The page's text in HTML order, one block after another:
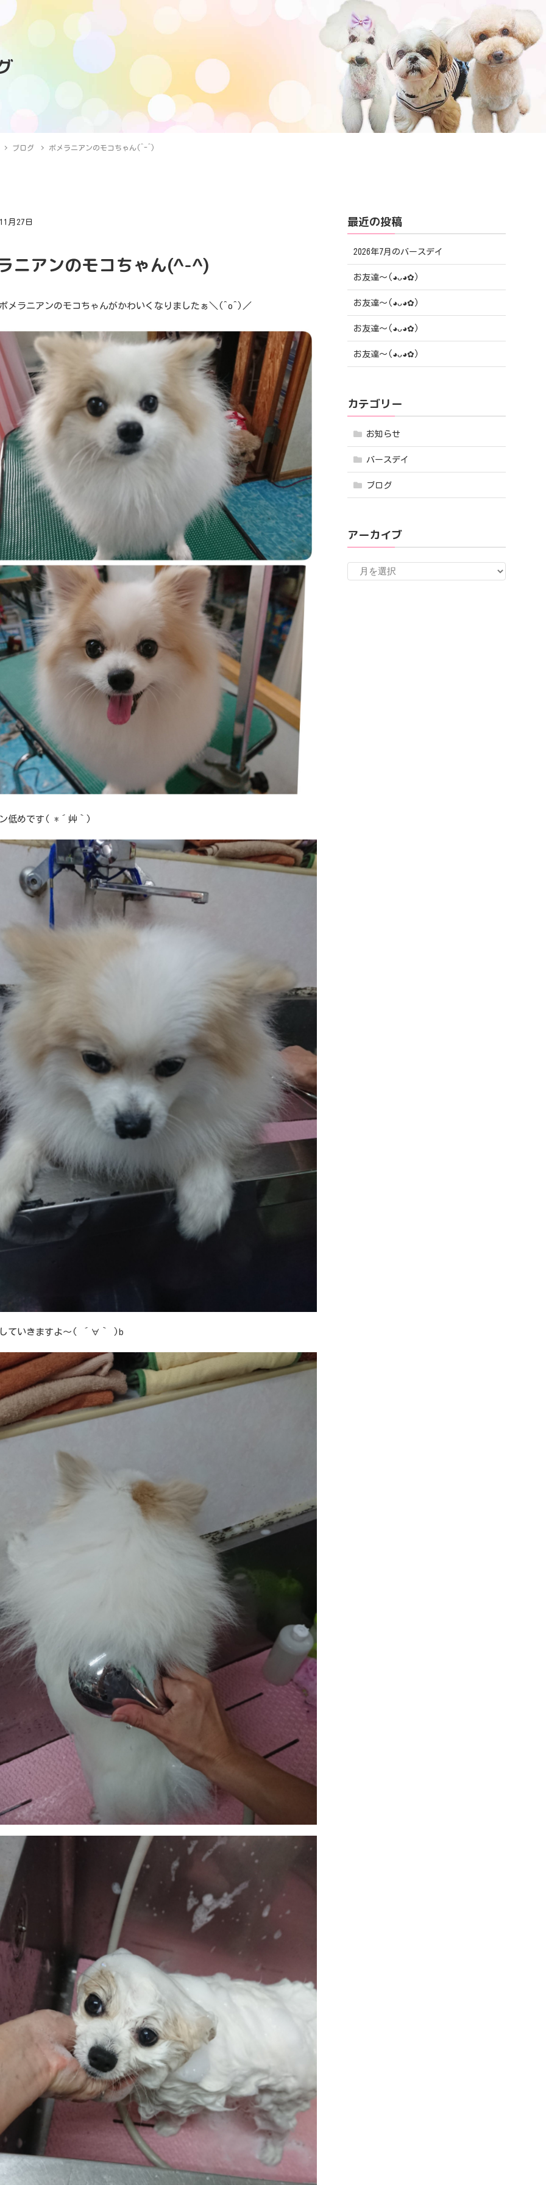
ブログ ポメラニアンのモコちゃん(^-^)
月27日
ニアンのモコちゃん(^-^)
メラニアンのモコちゃんがかわいくなりましたぁ＼(^o^)／
低めです( *´艸｀)
していきますよ～( ´∀｀ )b
最近の投稿
2026年7月のバースデイ
お友達〜(⁠◕⁠ᴗ⁠◕⁠✿⁠)
お友達〜(⁠◕⁠ᴗ⁠◕⁠✿⁠)
お友達〜(⁠◕⁠ᴗ⁠◕⁠✿⁠)
お友達〜(⁠◕⁠ᴗ⁠◕⁠✿⁠)
カテゴリー
お知らせ
バースデイ
ブログ
アーカイブ